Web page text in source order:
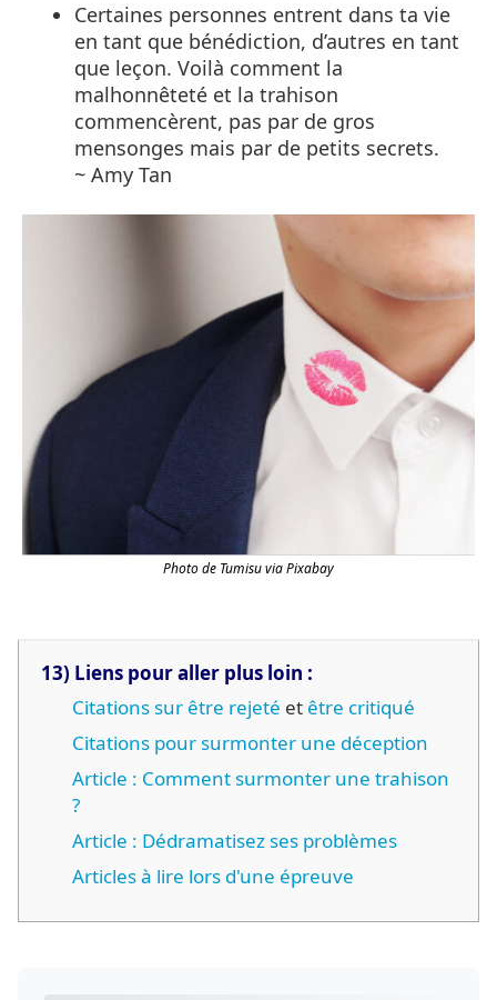
Certaines personnes entrent dans ta vie
en tant que bénédiction, d’autres en tant
que leçon. Voilà comment la
malhonnêteté et la trahison
commencèrent, pas par de gros
mensonges mais par de petits secrets.
~ Amy Tan
Photo de Tumisu via Pixabay
13) Liens pour aller plus loin :
Citations sur être rejeté et être critiqué
Citations pour surmonter une déception
Article : Comment surmonter une trahison
?
Article : Dédramatisez ses problèmes
Articles à lire lors d'une épreuve